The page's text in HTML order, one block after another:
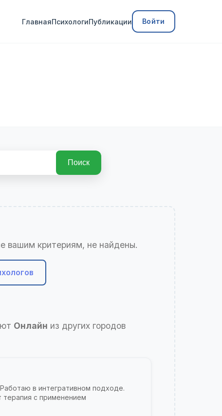
ГлавнаяПсихологиПубликации Войти
Поиск
вашим критериям, не найдены.
Онлайн из других городов
в интегративном подходе.
с применением